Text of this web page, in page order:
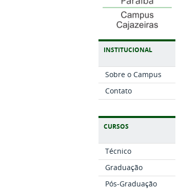
INSTITUCIONAL
Sobre o Campus
Contato
CURSOS
Técnico
Graduação
Pós-Graduação